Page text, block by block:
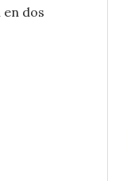
dos